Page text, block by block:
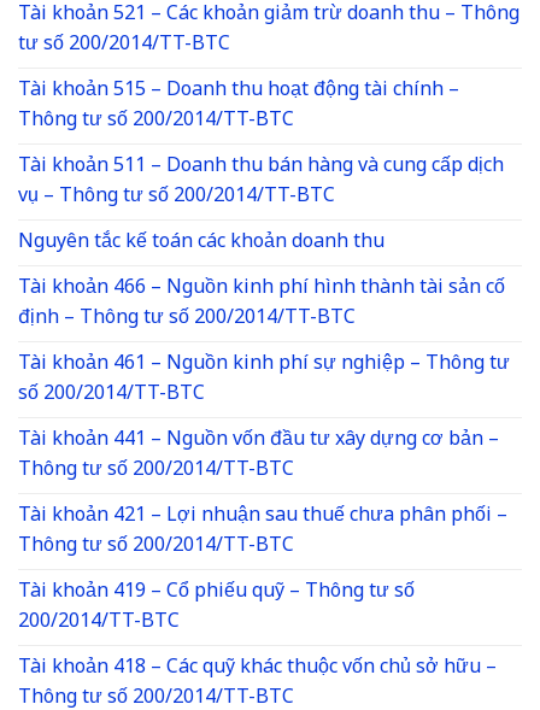
Tài khoản 521 – Các khoản giảm trừ doanh thu – Thông
tư số 200/2014/TT-BTC
Tài khoản 515 – Doanh thu hoạt động tài chính –
Thông tư số 200/2014/TT-BTC
Tài khoản 511 – Doanh thu bán hàng và cung cấp dịch
vụ – Thông tư số 200/2014/TT-BTC
Nguyên tắc kế toán các khoản doanh thu
Tài khoản 466 – Nguồn kinh phí hình thành tài sản cố
định – Thông tư số 200/2014/TT-BTC
Tài khoản 461 – Nguồn kinh phí sự nghiệp – Thông tư
số 200/2014/TT-BTC
Tài khoản 441 – Nguồn vốn đầu tư xây dựng cơ bản –
Thông tư số 200/2014/TT-BTC
Tài khoản 421 – Lợi nhuận sau thuế chưa phân phối –
Thông tư số 200/2014/TT-BTC
Tài khoản 419 – Cổ phiếu quỹ – Thông tư số
200/2014/TT-BTC
Tài khoản 418 – Các quỹ khác thuộc vốn chủ sở hữu –
Thông tư số 200/2014/TT-BTC